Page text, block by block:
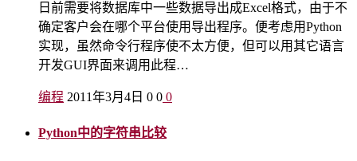
日前需要将数据库中一些数据导出成Excel格式，由于不
确定客户会在哪个平台使用导出程序。便考虑用Python
实现，虽然命令行程序使不太方便，但可以用其它语言
开发GUI界面来调用此程…
编程 2011年3月4日 0 0 0
Python中的字符串比较